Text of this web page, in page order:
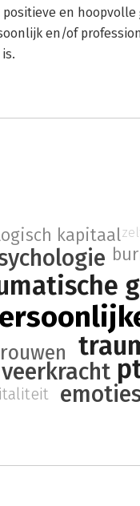
en hoopvolle
en/of
veerkracht
kapitaal